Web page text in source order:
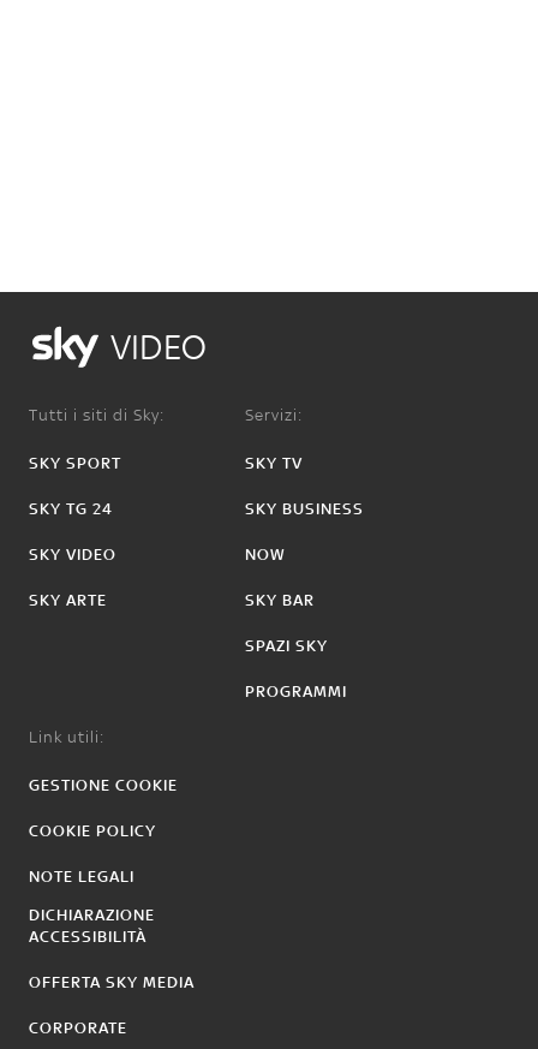
VIDEO
Tutti i siti di Sky:
SKY SPORT
SKY TG 24
SKY VIDEO
SKY ARTE
Servizi:
SKY TV
SKY BUSINESS
NOW
SKY BAR
SPAZI SKY
PROGRAMMI
Link utili:
GESTIONE COOKIE
COOKIE POLICY
NOTE LEGALI
DICHIARAZIONE
ACCESSIBILITÀ
OFFERTA SKY MEDIA
CORPORATE